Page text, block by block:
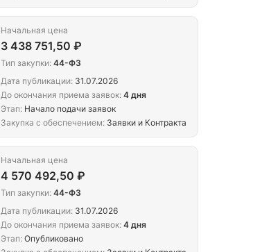
Начальная цена
3 438 751,50 ₽
Тип закупки: 44-ФЗ
Дата публикации: 31.07.2026
До окончания приема заявок: 4 дня
Этап: Начало подачи заявок
Закупка с обеспечением: Заявки и Контракта
Начальная цена
4 570 492,50 ₽
Тип закупки: 44-ФЗ
Дата публикации: 31.07.2026
До окончания приема заявок: 4 дня
Этап: Опубликовано